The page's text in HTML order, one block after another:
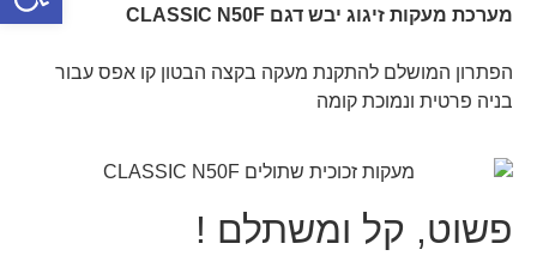
מערכת מעקות זיגוג יבש דגם CLASSIC N50F
הפתרון המושלם להתקנת מעקה בקצה הבטון קו אפס עבור
בניה פרטית ונמוכת קומה
פשוט, קל ומשתלם !